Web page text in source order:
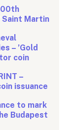
Martin
– ’Gold
coin
–
issuance
to mark
Budapest